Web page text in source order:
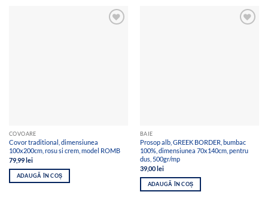
COVOARE
Covor traditional, dimensiunea
100x200cm, rosu si crem, model ROMB
79,99lei
ADAUGĂ ÎN COȘ
BAIE
Prosop alb, GREEK BORDER, bumbac
100%, dimensiunea 70x140cm, pentru
dus, 500gr/mp
39,00lei
ADAUGĂ ÎN COȘ